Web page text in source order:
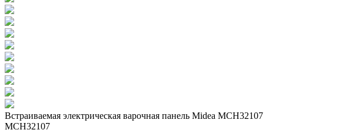
Встраиваемая электрическая варочная панель Midea MCH32107
MCH32107